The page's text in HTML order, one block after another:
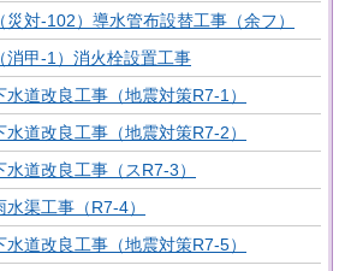
災対-102）導水管布設替工事（余フ）
消甲-1）消火栓設置工事
水道改良工事（地震対策R7-1）
水道改良工事（地震対策R7-2）
水道改良工事（スR7-3）
水渠工事（R7-4）
水道改良工事（地震対策R7-5）